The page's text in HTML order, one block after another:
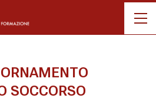
SOCCORSO